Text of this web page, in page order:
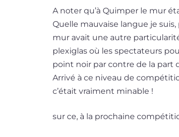
A noter qu’à Quimper le mur
Quelle mau­vaise langue je
mur avait une autre
plexi­glas où les spec­ta­teurs
point noir par contre de la part
Arrivé à ce niveau de
c’é­tait vrai­ment minable !
sur ce, à la pro­chaine